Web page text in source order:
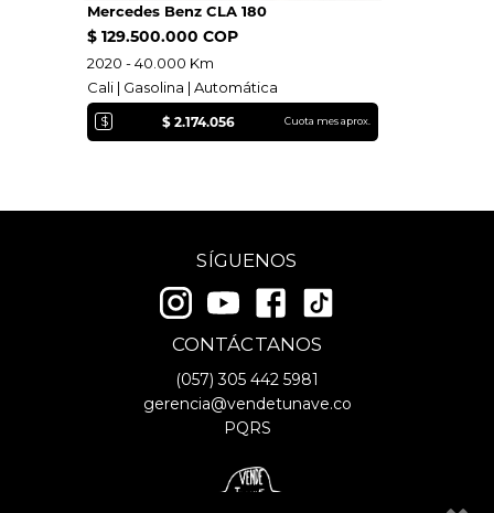
Mercedes Benz CLA 180
$ 129.500.000 COP
2020 - 40.000 Km
Cali | Gasolina | Automática
$ $ 2.174.056 Cuota mes aprox.
SÍGUENOS
CONTÁCTANOS
(057)305 442 5981
gerencia@vendetunave.co
PQRS